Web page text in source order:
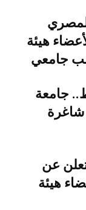
هيئة
جامعي
6 أيام فقط.. جامعة
شاغرة
عن
هيئة